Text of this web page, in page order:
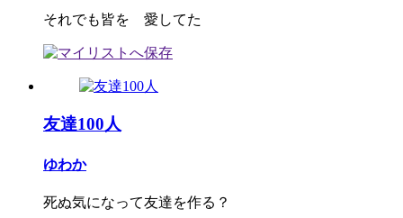
それでも皆を 愛してた
友達100人
ゆわか
死ぬ気になって友達を作る？